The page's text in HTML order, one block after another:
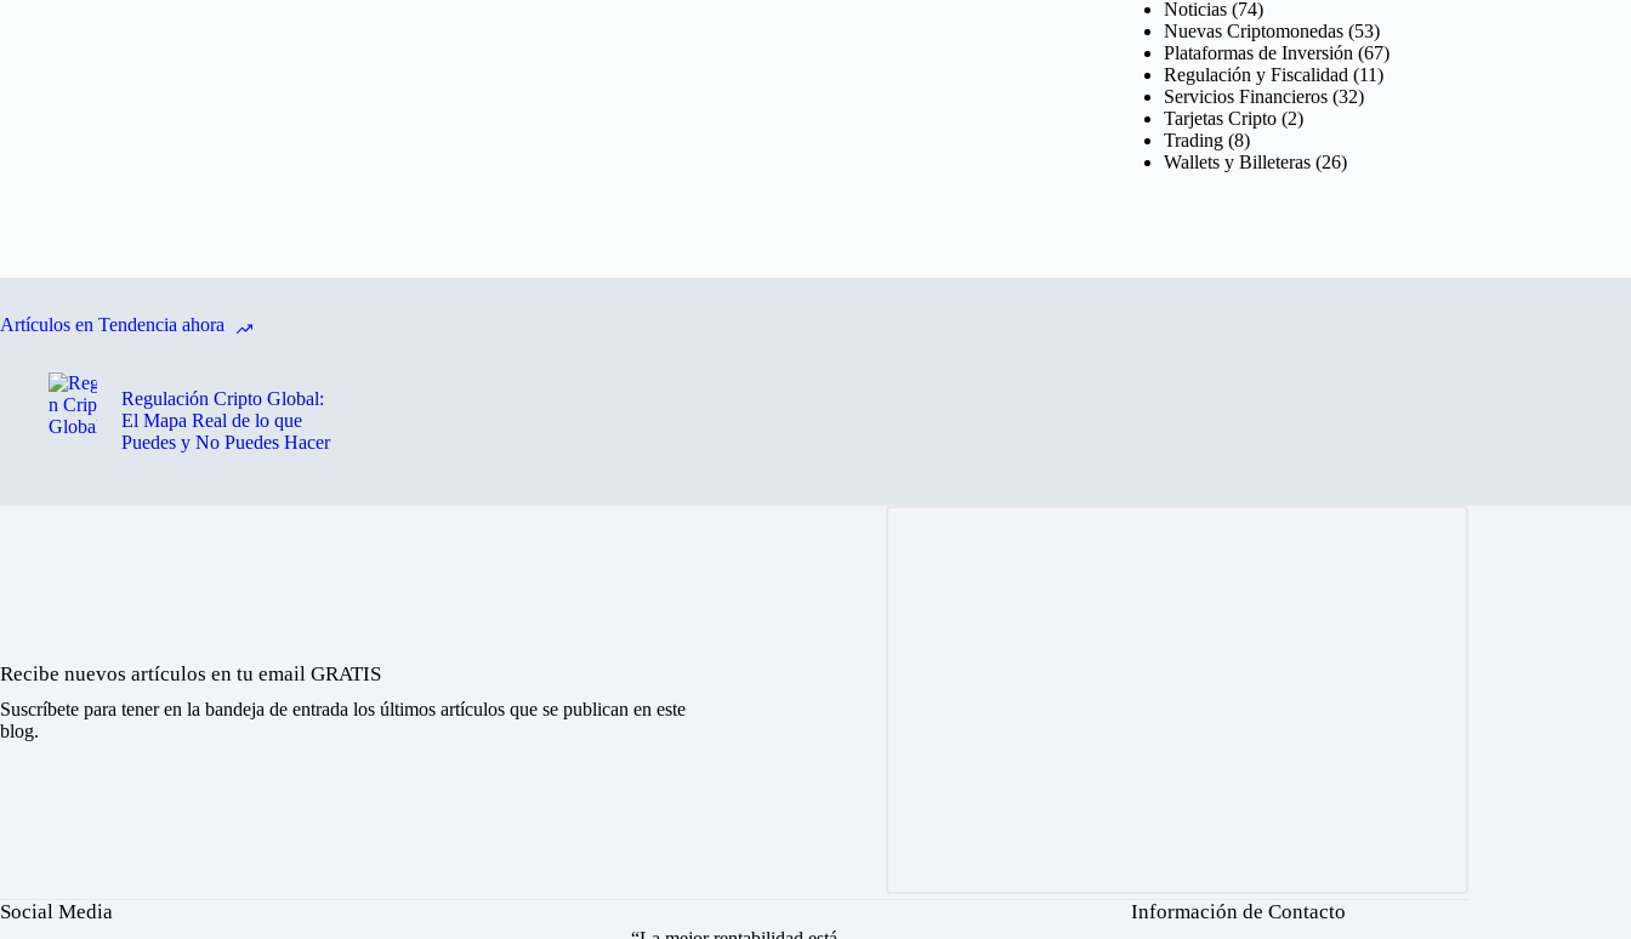
Noticias (74)
Nuevas Criptomonedas (53)
Plataformas de Inversión (67)
Regulación y Fiscalidad (11)
Servicios Financieros (32)
Tarjetas Cripto (2)
Trading (8)
Wallets y Billeteras (26)
Artículos en Tendencia ahora
Regulación Cripto Global:
El Mapa Real de lo que
Puedes y No Puedes Hacer
Recibe nuevos artículos en tu email GRATIS
Suscríbete para tener en la bandeja de entrada los últimos artículos que se publican en este
blog.
Social Media Información de Contacto